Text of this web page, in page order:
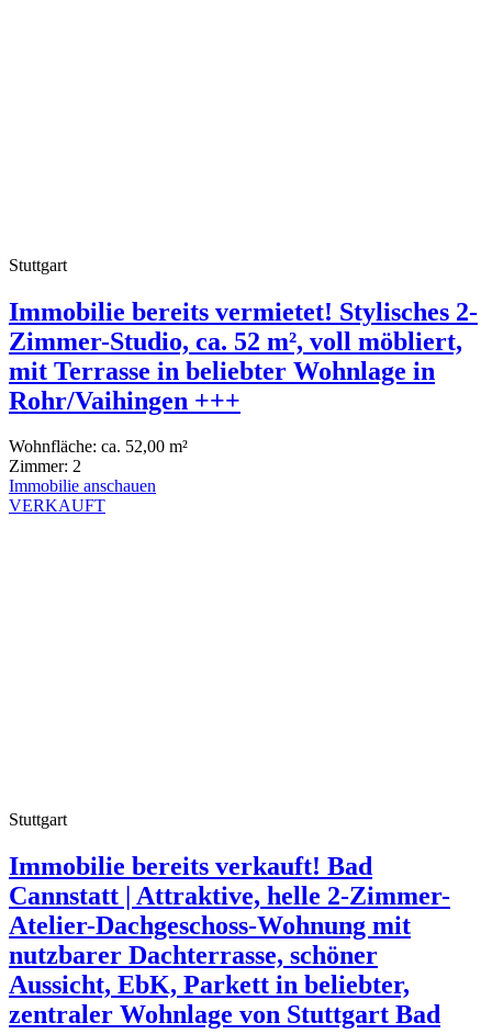
Stuttgart
Immobilie bereits vermietet! Stylisches 2-
Zimmer-Studio, ca. 52 m², voll möbliert,
mit Terrasse in beliebter Wohnlage in
Rohr/Vaihingen +++
Wohnfläche: ca. 52,00 m²
Zimmer: 2
Immobilie anschauen
VERKAUFT
Stuttgart
Immobilie bereits verkauft! Bad
Cannstatt | Attraktive, helle 2-Zimmer-
Atelier-Dachgeschoss-Wohnung mit
nutzbarer Dachterrasse, schöner
Aussicht, EbK, Parkett in beliebter,
zentraler Wohnlage von Stuttgart Bad